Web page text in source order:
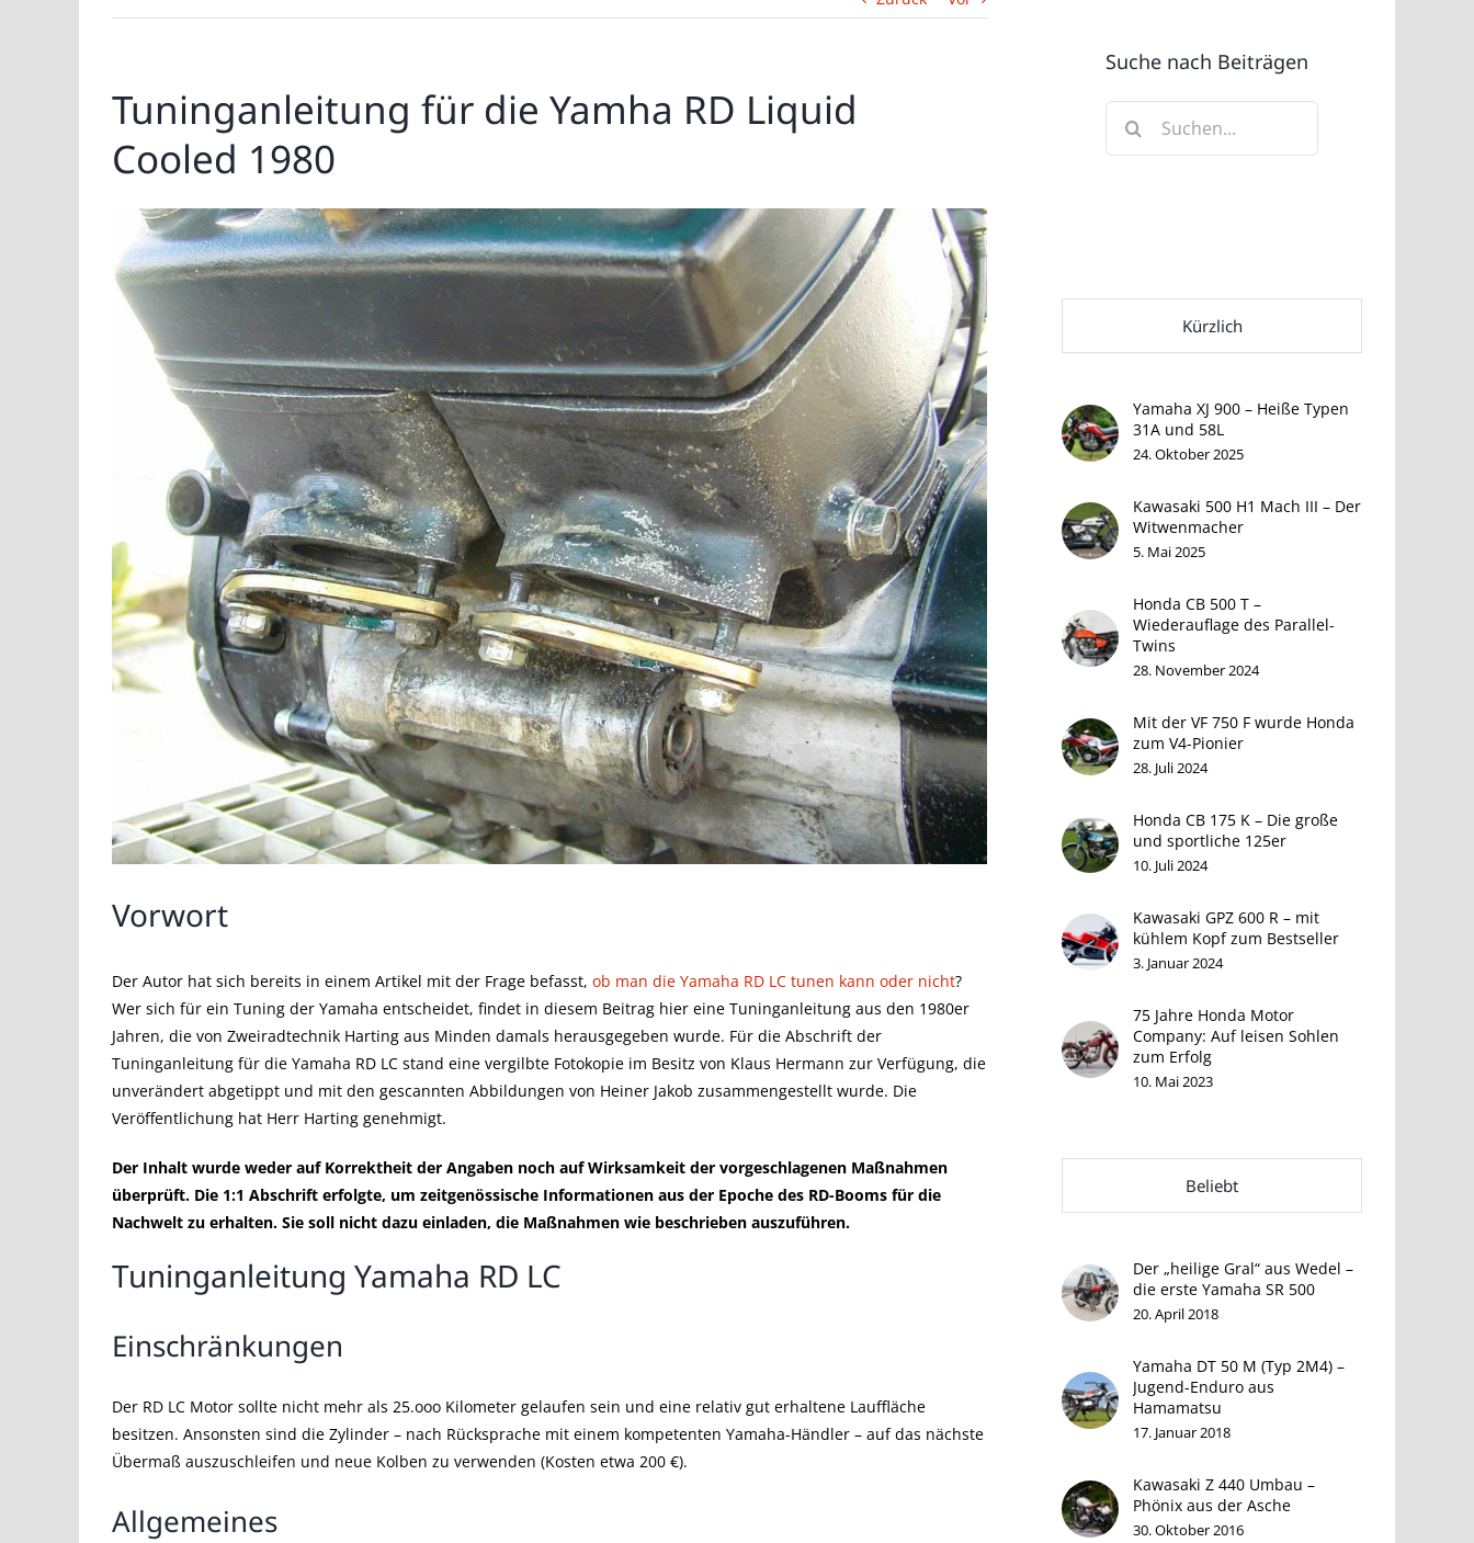
Tuninganleitung für die Yamha RD Liquid
Cooled 1980
Zeige
grösseres
Bild
Vorwort
Der Autor hat sich bereits in einem Artikel mit der Frage befasst, ob man die Yamaha RD LC tunen kann oder nicht?
Wer sich für ein Tuning der Yamaha entscheidet, findet in diesem Beitrag hier eine Tuninganleitung aus den 1980er
Jahren, die von Zweiradtechnik Harting aus Minden damals herausgegeben wurde. Für die Abschrift der
Tuninganleitung für die Yamaha RD LC stand eine vergilbte Fotokopie im Besitz von Klaus Hermann zur Verfügung, die
unverändert abgetippt und mit den gescannten Abbildungen von Heiner Jakob zusammengestellt wurde. Die
Veröffentlichung hat Herr Harting genehmigt.
Der Inhalt wurde weder auf Korrektheit der Angaben noch auf Wirksamkeit der vorgeschlagenen Maßnahmen
überprüft. Die 1:1 Abschrift erfolgte, um zeitgenössische Informationen aus der Epoche des RD-Booms für die
Nachwelt zu erhalten. Sie soll nicht dazu einladen, die Maßnahmen wie beschrieben auszuführen.
Tuninganleitung Yamaha RD LC
Einschränkungen
Der RD LC Motor sollte nicht mehr als 25.ooo Kilometer gelaufen sein und eine relativ gut erhaltene Lauffläche
besitzen. Ansonsten sind die Zylinder – nach Rücksprache mit einem kompetenten Yamaha-Händler – auf das nächste
Übermaß auszuschleifen und neue Kolben zu verwenden (Kosten etwa 200 €).
Allgemeines
Suche nach Beiträgen
nach:
Kürzlich
Yamaha XJ 900 – Heiße Typen
31A und 58L
24. Oktober 2025
Kawasaki 500 H1 Mach III – Der
Witwenmacher
5. Mai 2025
Honda CB 500 T –
Wiederauflage des Parallel-
Twins
28. November 2024
Mit der VF 750 F wurde Honda
zum V4-Pionier
28. Juli 2024
Honda CB 175 K – Die große
und sportliche 125er
10. Juli 2024
Kawasaki GPZ 600 R – mit
kühlem Kopf zum Bestseller
3. Januar 2024
75 Jahre Honda Motor
Company: Auf leisen Sohlen
zum Erfolg
10. Mai 2023
Beliebt
Der „heilige Gral“ aus Wedel –
die erste Yamaha SR 500
20. April 2018
Yamaha DT 50 M (Typ 2M4) –
Jugend-Enduro aus
Hamamatsu
17. Januar 2018
Kawasaki Z 440 Umbau –
Phönix aus der Asche
30. Oktober 2016